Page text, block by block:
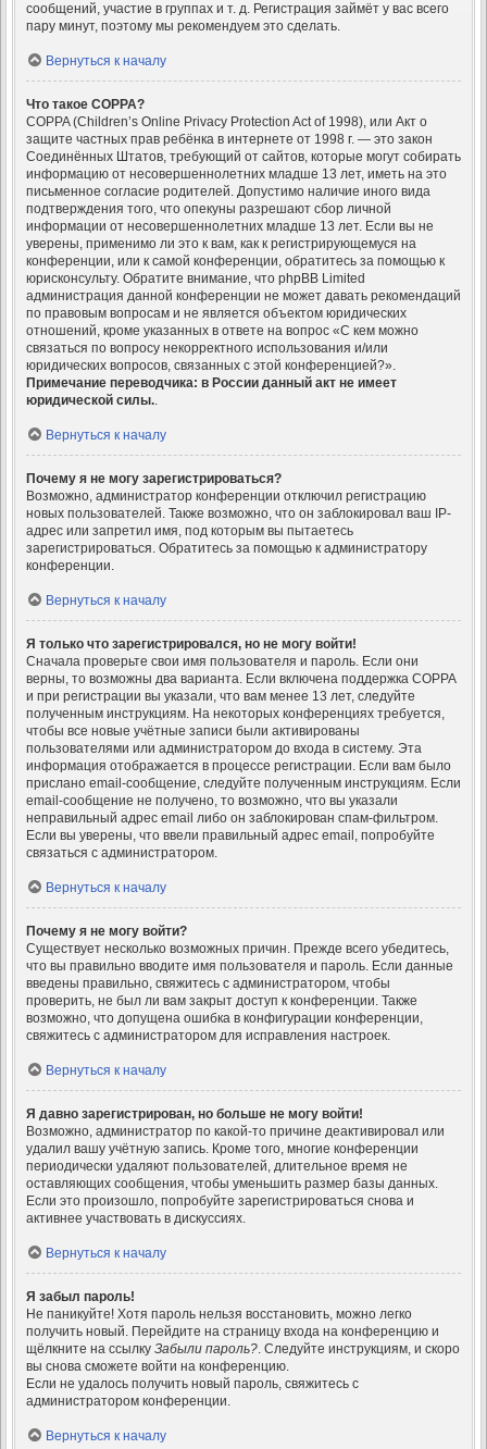
сообщений, участие в группах и т. д. Регистрация займёт у вас всего
пару минут, поэтому мы рекомендуем это сделать.
Вернуться к началу
Что такое COPPA?
COPPA (Children’s Online Privacy Protection Act of 1998), или Акт о
защите частных прав ребёнка в интернете от 1998 г. — это закон
Соединённых Штатов, требующий от сайтов, которые могут собирать
информацию от несовершеннолетних младше 13 лет, иметь на это
письменное согласие родителей. Допустимо наличие иного вида
подтверждения того, что опекуны разрешают сбор личной
информации от несовершеннолетних младше 13 лет. Если вы не
уверены, применимо ли это к вам, как к регистрирующемуся на
конференции, или к самой конференции, обратитесь за помощью к
юрисконсульту. Обратите внимание, что phpBB Limited
администрация данной конференции не может давать рекомендаций
по правовым вопросам и не является объектом юридических
отношений, кроме указанных в ответе на вопрос «С кем можно
связаться по вопросу некорректного использования и/или
юридических вопросов, связанных с этой конференцией?».
Примечание переводчика: в России данный акт не имеет
юридической силы..
Вернуться к началу
Почему я не могу зарегистрироваться?
Возможно, администратор конференции отключил регистрацию
новых пользователей. Также возможно, что он заблокировал ваш IP-
адрес или запретил имя, под которым вы пытаетесь
зарегистрироваться. Обратитесь за помощью к администратору
конференции.
Вернуться к началу
Я только что зарегистрировался, но не могу войти!
Сначала проверьте свои имя пользователя и пароль. Если они
верны, то возможны два варианта. Если включена поддержка COPPA
и при регистрации вы указали, что вам менее 13 лет, следуйте
полученным инструкциям. На некоторых конференциях требуется,
чтобы все новые учётные записи были активированы
пользователями или администратором до входа в систему. Эта
информация отображается в процессе регистрации. Если вам было
прислано email-сообщение, следуйте полученным инструкциям. Если
email-сообщение не получено, то возможно, что вы указали
неправильный адрес email либо он заблокирован спам-фильтром.
Если вы уверены, что ввели правильный адрес email, попробуйте
связаться с администратором.
Вернуться к началу
Почему я не могу войти?
Существует несколько возможных причин. Прежде всего убедитесь,
что вы правильно вводите имя пользователя и пароль. Если данные
введены правильно, свяжитесь с администратором, чтобы
проверить, не был ли вам закрыт доступ к конференции. Также
возможно, что допущена ошибка в конфигурации конференции,
свяжитесь с администратором для исправления настроек.
Вернуться к началу
Я давно зарегистрирован, но больше не могу войти!
Возможно, администратор по какой-то причине деактивировал или
удалил вашу учётную запись. Кроме того, многие конференции
периодически удаляют пользователей, длительное время не
оставляющих сообщения, чтобы уменьшить размер базы данных.
Если это произошло, попробуйте зарегистрироваться снова и
активнее участвовать в дискуссиях.
Вернуться к началу
Я забыл пароль!
Не паникуйте! Хотя пароль нельзя восстановить, можно легко
получить новый. Перейдите на страницу входа на конференцию и
щёлкните на ссылку Забыли пароль?. Следуйте инструкциям, и скоро
вы снова сможете войти на конференцию.
Если не удалось получить новый пароль, свяжитесь с
администратором конференции.
Вернуться к началу